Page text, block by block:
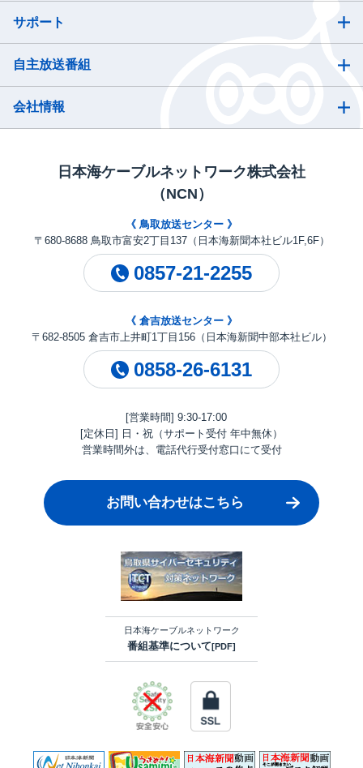
サポート
自主放送番組
会社情報
日本海ケーブルネットワーク株式会社
（NCN）
《 鳥取放送センター 》
〒680-8688 鳥取市富安2丁目137（日本海新聞本社ビル1F,6F）
0857-21-2255
《 倉吉放送センター 》
〒682-8505 倉吉市上井町1丁目156（日本海新聞中部本社ビル）
0858-26-6131
[営業時間] 9:30-17:00
[定休日] 日・祝（サポート受付 年中無休）
営業時間外は、電話代行受付窓口にて受付
お問い合わせはこちら
日本海ケーブルネットワーク
番組基準について[PDF]